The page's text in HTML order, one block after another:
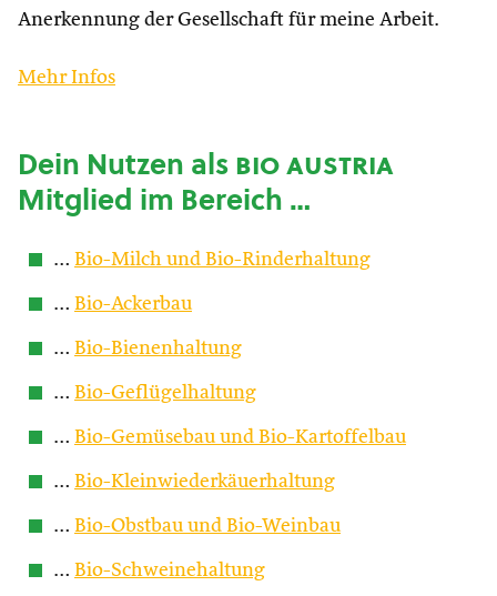
Anerkennung der Gesellschaft für meine Arbeit.
Mehr Infos
Dein Nutzen alsbio austria
Mitglied im Bereich …
… Bio-Milch und Bio-Rinderhaltung
… Bio-Ackerbau
… Bio-Bienenhaltung
… Bio-Geflügelhaltung
… Bio-Gemüsebau und Bio-Kartoffelbau
… Bio-Kleinwiederkäuerhaltung
… Bio-Obstbau und Bio-Weinbau
… Bio-Schweinehaltung